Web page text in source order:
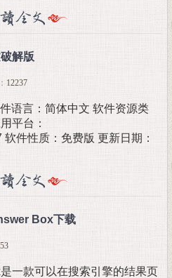
解版
12237
语言：简体中文 软件资源类
平台：
件性质：免费版 更新日期：
Box下载
一款可以在搜索引擎的结果页